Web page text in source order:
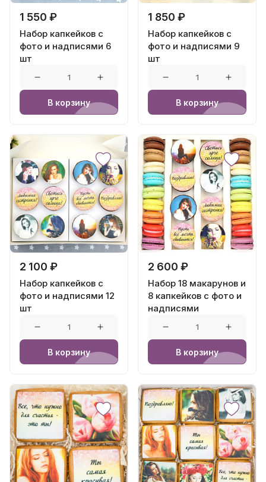
1 550 ₽
Набор капкейков с
фото и надписями 6
шт
В корзину
1 850 ₽
Набор капкейков с
фото и надписями 9
шт
В корзину
2 100 ₽
Набор капкейков с
фото и надписями 12
шт
В корзину
2 600 ₽
Набор 18 макарунов и
8 капкейков с фото и
надписями
В корзину